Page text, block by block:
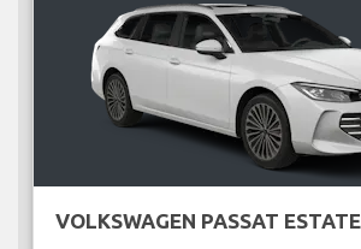
VOLKSWAGEN PASSAT ESTATE